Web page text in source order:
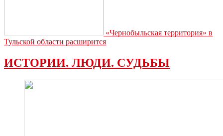
«Чернобыльская территория» в
Тульской области расширится
ИСТОРИИ. ЛЮДИ. СУДЬБЫ